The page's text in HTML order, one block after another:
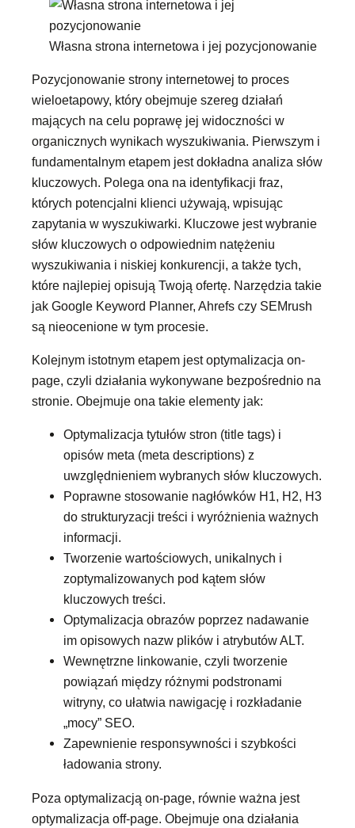
Własna strona internetowa i jej pozycjonowanie
Pozycjonowanie strony internetowej to proces
wieloetapowy, który obejmuje szereg działań
mających na celu poprawę jej widoczności w
organicznych wynikach wyszukiwania. Pierwszym i
fundamentalnym etapem jest dokładna analiza słów
kluczowych. Polega ona na identyfikacji fraz,
których potencjalni klienci używają, wpisując
zapytania w wyszukiwarki. Kluczowe jest wybranie
słów kluczowych o odpowiednim natężeniu
wyszukiwania i niskiej konkurencji, a także tych,
które najlepiej opisują Twoją ofertę. Narzędzia takie
jak Google Keyword Planner, Ahrefs czy SEMrush
są nieocenione w tym procesie.
Kolejnym istotnym etapem jest optymalizacja on-
page, czyli działania wykonywane bezpośrednio na
stronie. Obejmuje ona takie elementy jak:
Optymalizacja tytułów stron (title tags) i
opisów meta (meta descriptions) z
uwzględnieniem wybranych słów kluczowych.
Poprawne stosowanie nagłówków H1, H2, H3
do strukturyzacji treści i wyróżnienia ważnych
informacji.
Tworzenie wartościowych, unikalnych i
zoptymalizowanych pod kątem słów
kluczowych treści.
Optymalizacja obrazów poprzez nadawanie
im opisowych nazw plików i atrybutów ALT.
Wewnętrzne linkowanie, czyli tworzenie
powiązań między różnymi podstronami
witryny, co ułatwia nawigację i rozkładanie
„mocy” SEO.
Zapewnienie responsywności i szybkości
ładowania strony.
Poza optymalizacją on-page, równie ważna jest
optymalizacja off-page. Obejmuje ona działania